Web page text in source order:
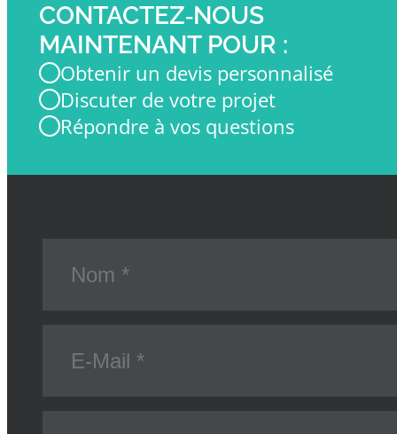
CONTACTEZ‑NOUS
MAINTENANT POUR :
Obtenir un devis personnalisé
Discuter de votre projet
Répondre à vos questions